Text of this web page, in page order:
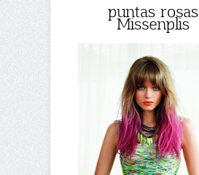
puntas rosas
Missenplis